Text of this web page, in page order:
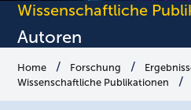
Wissenschaftliche
Autoren
Home Forschung
Wissenschaftliche Publikationen